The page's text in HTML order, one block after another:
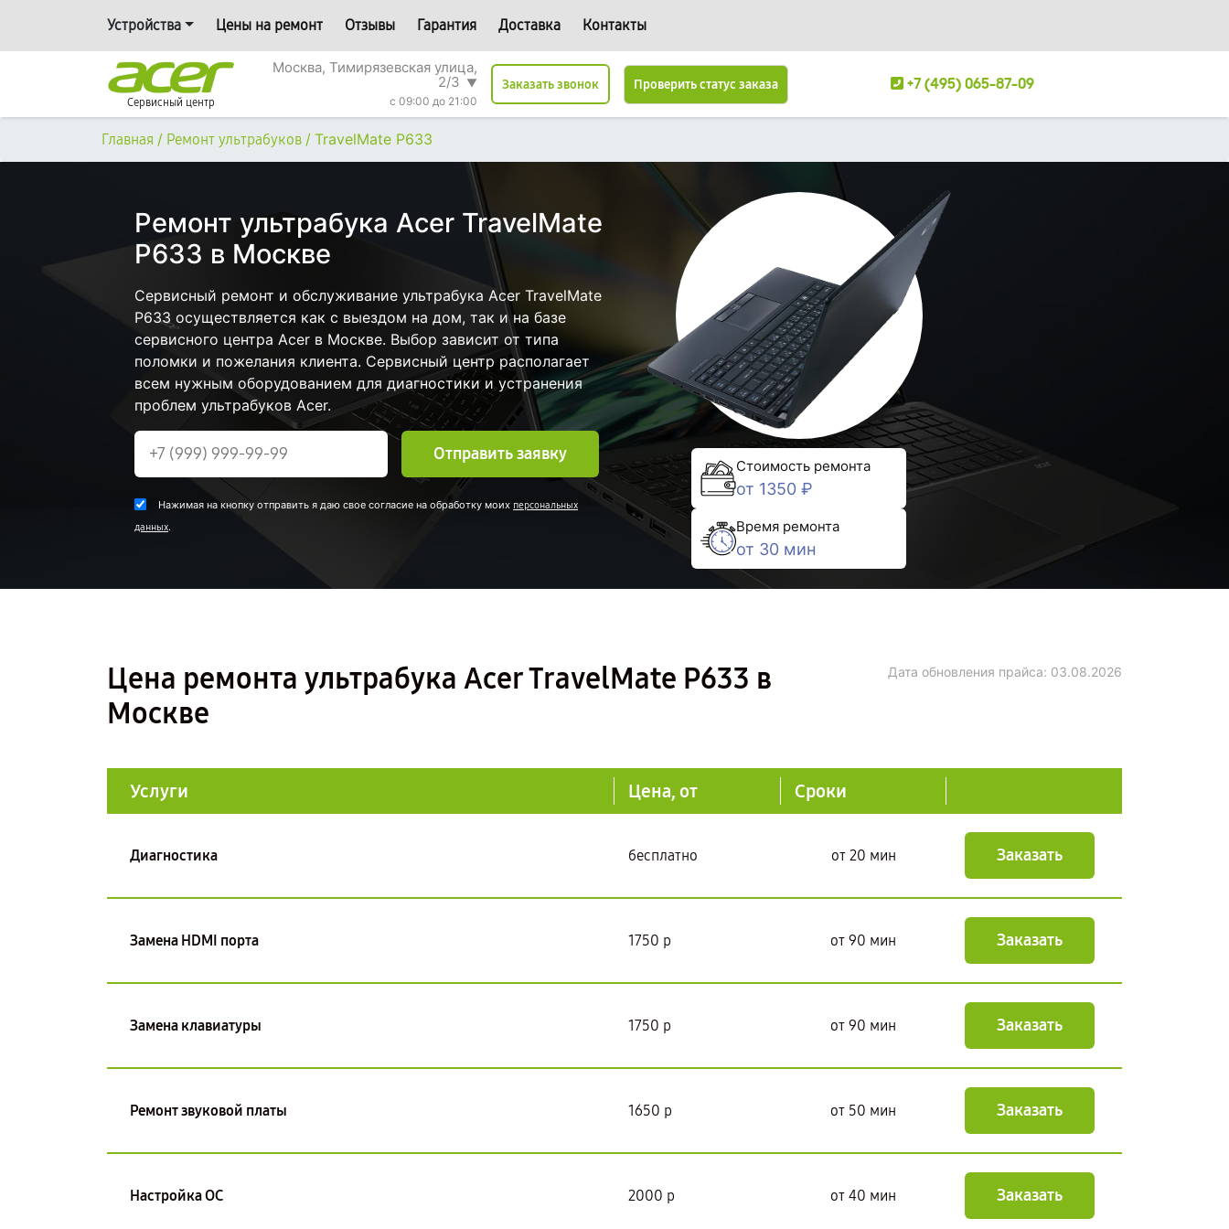
Устройства Цены на ремонт Отзывы Гарантия Доставка Контакты
Сервисный центр
Москва, Тимирязевская улица,
2/3 ▼
c 09:00 до 21:00
Заказать звонок Проверить статус заказа +7 (495) 065-87-09
Главная / Ремонт ультрабуков / TravelMate P633
Ремонт ультрабука Acer TravelMate
P633 в Москве
Сервисный ремонт и обслуживание ультрабука Acer TravelMate
P633 осуществляется как с выездом на дом, так и на базе
сервисного центра Acer в Москве. Выбор зависит от типа
поломки и пожелания клиента. Сервисный центр располагает
всем нужным оборудованием для диагностики и устранения
проблем ультрабуков Acer.
Отправить заявку
Нажимая на кнопку отправить я даю свое согласие на обработку моих персональных
данных.
Стоимость ремонта
от 1350 ₽
Время ремонта
от 30 мин
Цена ремонта ультрабука Acer TravelMate P633 в
Москве
Дата обновления прайса: 03.08.2026
Услуги Цена, от Сроки
Диагностика бесплатно от 20 мин Заказать
Замена HDMI порта 1750 р от 90 мин Заказать
Замена клавиатуры 1750 р от 90 мин Заказать
Ремонт звуковой платы 1650 р от 50 мин Заказать
Настройка ОС 2000 р от 40 мин Заказать